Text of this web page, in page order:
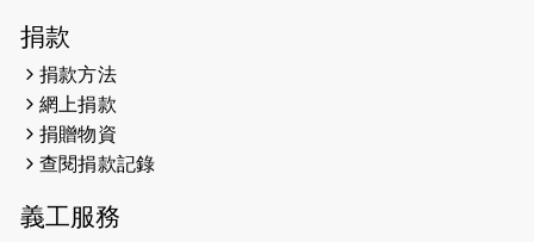
2023-06-07
2023-06-01
2023-05-29
捐款
捐款方法
網上捐款
捐贈物資
查閱捐款記錄
義工服務